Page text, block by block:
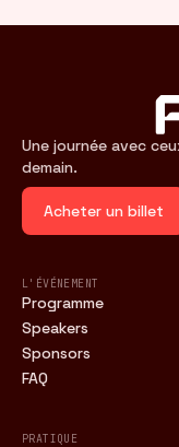
Une journée avec
demain.
Acheter un billet
L'ÉVÉNEMENT
Programme
Speakers
Sponsors
FAQ
PRATIQUE